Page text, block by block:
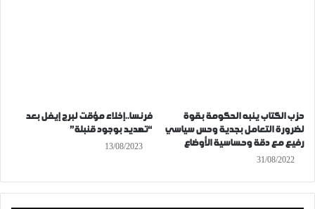
حزب الكتاب ينبه الحكومة بقوة
لضرورة التعامل بجدية وحس سياسي
رفيع مع دقة وحساسية الأوضاع
31/08/2022
فرنسا..إخلاء مؤقت لبرج إيفل بعد
“تهديد بوجود قنبلة”
13/08/2023